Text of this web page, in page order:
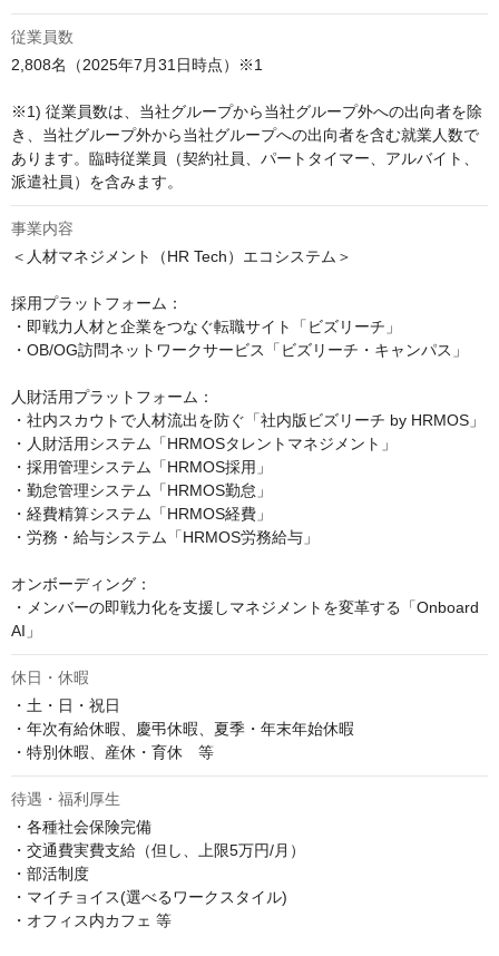
従業員数
2,808名（2025年7月31日時点）※1
※1) 従業員数は、当社グループから当社グループ外への出向者を除
き、当社グループ外から当社グループへの出向者を含む就業人数で
あります。臨時従業員（契約社員、パートタイマー、アルバイト、
派遣社員）を含みます。
事業内容
＜人材マネジメント（HR Tech）エコシステム＞
採用プラットフォーム：
・即戦力人材と企業をつなぐ転職サイト「ビズリーチ」
・OB/OG訪問ネットワークサービス「ビズリーチ・キャンパス」
人財活用プラットフォーム：
・社内スカウトで人材流出を防ぐ「社内版ビズリーチ by HRMOS」
・人財活用システム「HRMOSタレントマネジメント」
・採用管理システム「HRMOS採用」
・勤怠管理システム「HRMOS勤怠」
・経費精算システム「HRMOS経費」
・労務・給与システム「HRMOS労務給与」
オンボーディング：
・メンバーの即戦力化を支援しマネジメントを変革する「Onboard
AI」
休日・休暇
・土・日・祝日
・年次有給休暇、慶弔休暇、夏季・年末年始休暇
・特別休暇、産休・育休　等
待遇・福利厚生
・各種社会保険完備
・交通費実費支給（但し、上限5万円/月）
・部活制度
・マイチョイス(選べるワークスタイル)
・オフィス内カフェ 等